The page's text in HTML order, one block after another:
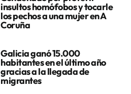
insultos homófobos y tocarle
los pechos a una mujer en A
Coruña
Galicia ganó 15.000
habitantes en el último año
gracias a la llegada de
migrantes